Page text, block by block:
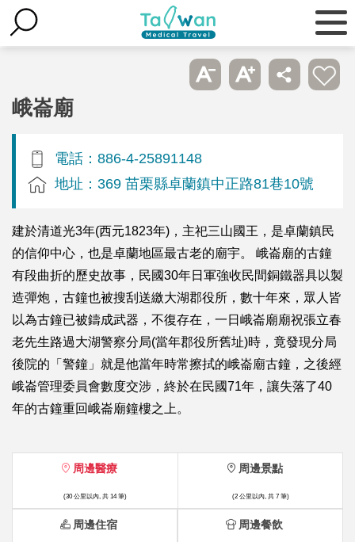
峨崙廟
電話：886-4-25891148
地址：369 苗栗縣卓蘭鎮中正路81巷10號
建於清道光3年(西元1823年)，主祀三山國王，是卓蘭鎮民
的信仰中心，也是卓蘭地區最古老的廟宇。 峨崙廟的古鐘
有段曲折的歷史故事，民國30年日軍強收民間銅鐵器具以製
造彈炮，古鐘也被搜刮送繳大湖郡役所，數十年來，眾人皆
以為古鐘已被鑄成武器，不復存在，一日峨崙廟廟祝張立春
老先生路過大湖警察分局(當年郡役所舊址)時，竟發現分局
後院的「警鐘」就是他當年時常擦拭的峨崙廟古鐘，之後經
峨崙管理委員會數度交涉，終於在民國71年，讓失落了40
年的古鐘重回峨崙廟鐘樓之上。
周邊醫療
(30 公里以內, 共 14 筆)
周邊景點
(2 公里以內, 共 7 筆)
周邊住宿 周邊餐飲